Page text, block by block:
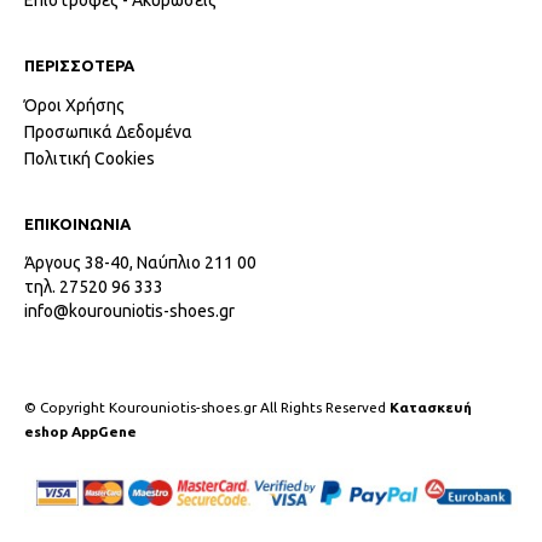
ΠΕΡΙΣΣΟΤΕΡΑ
Όροι Χρήσης
Προσωπικά Δεδομένα
Πολιτική Cookies
ΕΠΙΚΟΙΝΩΝΙΑ
Άργους 38-40, Ναύπλιο 211 00
τηλ. 27520 96 333
info@kourouniotis-shoes.gr
© Copyright Kourouniotis-shoes.gr All Rights Reserved Κατασκευή
eshop AppGene